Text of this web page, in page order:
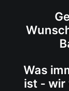
Was
ist - wir